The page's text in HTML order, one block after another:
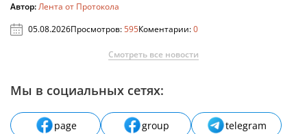
Автор:Лента от Протокола
05.08.2026Просмотров:595Коментарии:0
Смотреть все новости
Мы в социальных сетях:
page group
telegram